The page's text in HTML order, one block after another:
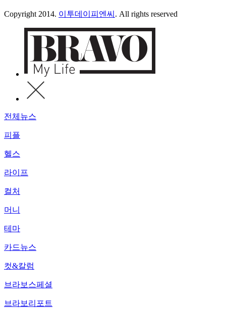
Copyright 2014. 이투데이피엔씨 . All rights reserved
전체뉴스
피플
헬스
라이프
컬처
머니
테마
카드뉴스
컷&칼럼
브라보스페셜
브라보리포트